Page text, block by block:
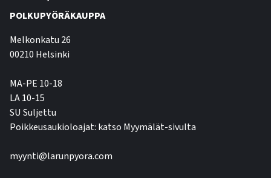
POLKUPYÖRÄKAUPPA
Melkonkatu 26
00210 Helsinki
MA-PE 10-18
LA 10-15
SU Suljettu
Poikkeusaukioloajat: katso Myymälät-sivulta
myynti@larunpyora.com